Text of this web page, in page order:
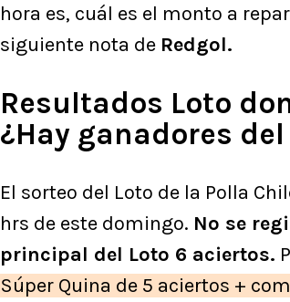
hora es, cuál es el monto a
siguiente nota de Redgol.
Resultados Loto
¿Hay ganadores
El sorteo del Loto de la Polla
hrs de este domingo. No se
principal del Loto 6 aciertos.
Súper Quina de 5 aciertos +